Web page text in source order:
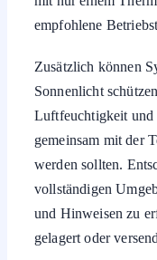
empfohlene
Zusätzlich können
Sonnenlicht
Luftfeuchtigkeit
gemeinsam mit der
werden sollten.
vollständigen
und Hinweisen zu
gelagert oder